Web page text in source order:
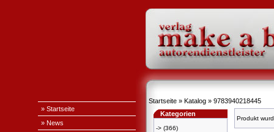
» Startseite
» News
Startseite » Katalog » 9783940218445
Kategorien
-> (366)
Produkt